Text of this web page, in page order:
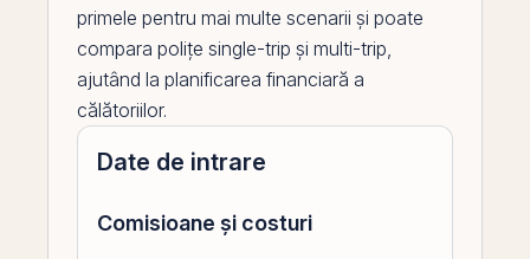
primele pentru mai multe scenarii și poate
compara polițe single-trip și multi-trip,
ajutând la planificarea financiară a
călătoriilor.
Date de intrare
Comisioane și costuri